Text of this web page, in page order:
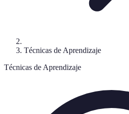
Técnicas de Aprendizaje
Técnicas de Aprendizaje